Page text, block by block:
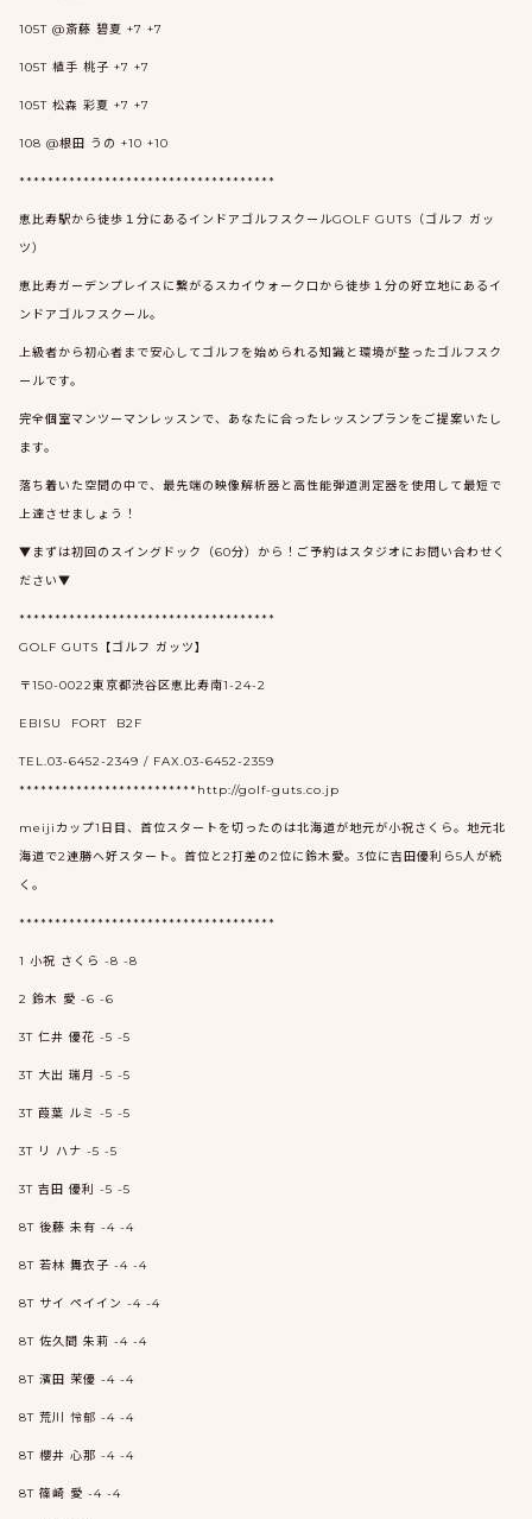
105T @斎藤 碧夏 +7 +7
105T 植手 桃子 +7 +7
105T 松森 彩夏 +7 +7
108 @根田 うの +10 +10
************************************
恵比寿駅から徒歩１分にあるインドアゴルフスクールGOLF GUTS（ゴルフ ガッ
ツ）
恵比寿ガーデンプレイスに繋がるスカイウォーク口から徒歩１分の好立地にあるイ
ンドアゴルフスクール。
上級者から初心者まで安心してゴルフを始められる知識と環境が整ったゴルフスク
ールです。
完全個室マンツーマンレッスンで、あなたに合ったレッスンプランをご提案いたし
ます。
落ち着いた空間の中で、最先端の映像解析器と高性能弾道測定器を使用して最短で
上達させましょう！
▼まずは初回のスイングドック（60分）から！ご予約はスタジオにお問い合わせく
ださい▼
************************************
GOLF GUTS【ゴルフ ガッツ】
〒150-0022東京都渋谷区恵比寿南1-24-2
EBISU FORT B2F
TEL.03-6452-2349 / FAX.03-6452-2359
*************************http://golf-guts.co.jp
meijiカップ1日目、首位スタートを切ったのは北海道が地元が小祝さくら。地元北
海道で2連勝へ好スタート。首位と2打差の2位に鈴木愛。3位に吉田優利ら5人が続
く。
************************************
1 小祝 さくら -8 -8
2 鈴木 愛 -6 -6
3T 仁井 優花 -5 -5
3T 大出 瑞月 -5 -5
3T 葭葉 ルミ -5 -5
3T リ ハナ -5 -5
3T 吉田 優利 -5 -5
8T 後藤 未有 -4 -4
8T 若林 舞衣子 -4 -4
8T サイ ペイイン -4 -4
8T 佐久間 朱莉 -4 -4
8T 濱田 茉優 -4 -4
8T 荒川 怜郁 -4 -4
8T 櫻井 心那 -4 -4
8T 篠崎 愛 -4 -4